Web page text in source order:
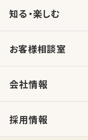
知る・楽しむ
お客様相談室
会社情報
採用情報